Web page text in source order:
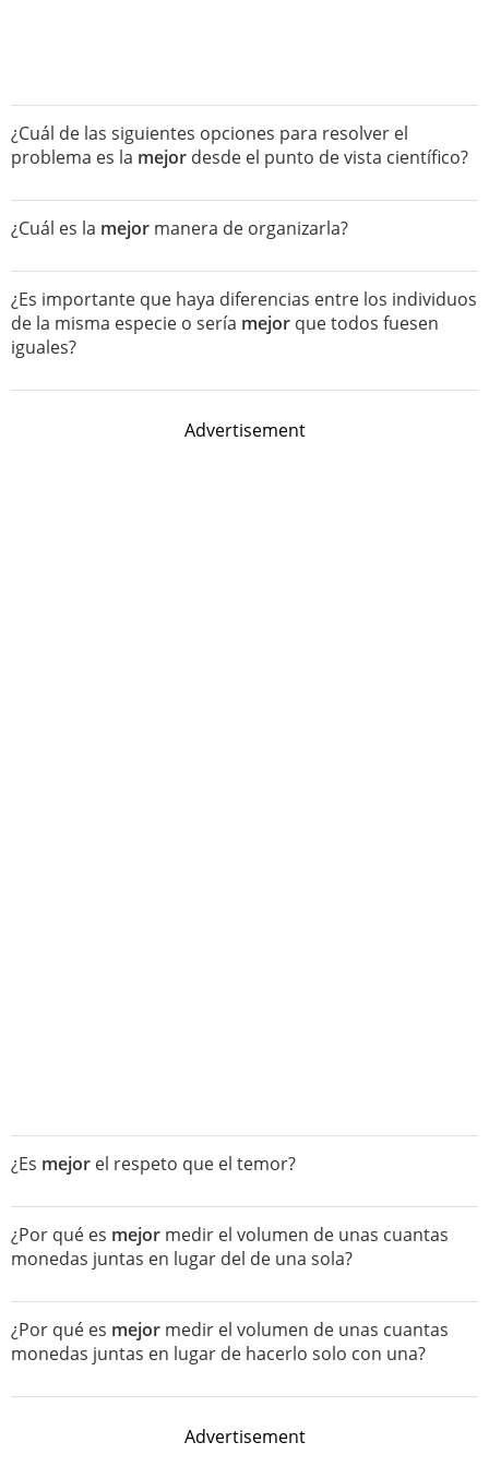
¿Cuál de las siguientes opciones para resolver el
problema es la mejor desde el punto de vista científico?
¿Cuál es la mejor manera de organizarla?
¿Es importante que haya diferencias entre los individuos
de la misma especie o sería mejor que todos fuesen
iguales?
Advertisement
¿Es mejor el respeto que el temor?
¿Por qué es mejor medir el volumen de unas cuantas
monedas juntas en lugar del de una sola?
¿Por qué es mejor medir el volumen de unas cuantas
monedas juntas en lugar de hacerlo solo con una?
Advertisement